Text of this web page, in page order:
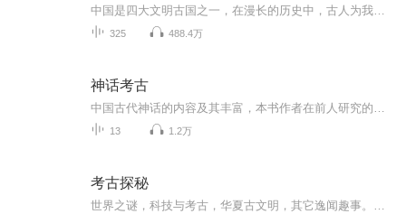
325 488.4万
神话考古
13 1.2万
考古探秘